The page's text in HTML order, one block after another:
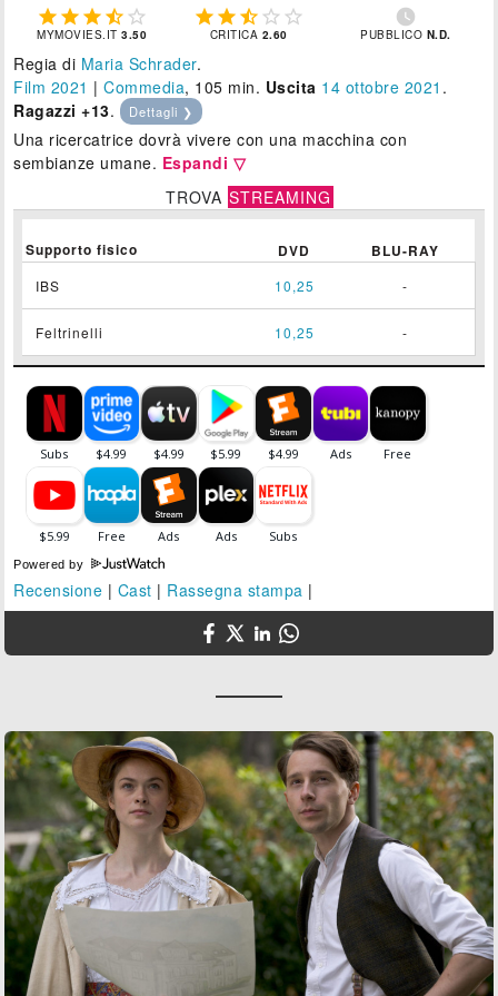
    
MYMOVIES.IT3.50
    
CRITICA 2.60

PUBBLICO N.D.
Regia di Maria Schrader.
Film 2021 |Commedia, 105 min. Uscita 14 ottobre 2021 .
Ragazzi +13. Dettagli ❯
Una ricercatrice dovrà vivere con una macchina con
sembianze umane. Espandi ▽
TROVA STREAMING
Supporto fisico DVD BLU-RAY
IBS 10,25 -
Feltrinelli 10,25 -
Powered by
Recensione | Cast | Rassegna stampa |